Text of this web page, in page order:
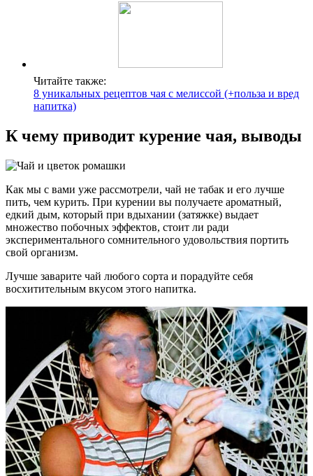
Читайте также:
8 уникальных рецептов чая с мелиссой (+польза и вред
напитка)
К чему приводит курение чая, выводы
Как мы с вами уже рассмотрели, чай не табак и его лучше
пить, чем курить. При курении вы получаете ароматный,
едкий дым, который при вдыхании (затяжке) выдает
множество побочных эффектов, стоит ли ради
экспериментального сомнительного удовольствия портить
свой организм.
Лучше заварите чай любого сорта и порадуйте себя
восхитительным вкусом этого напитка.